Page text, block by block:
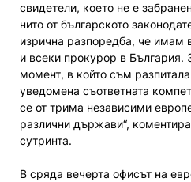
свидетели, което не е
нито от българското
изрична разпоредба, че имам
и всеки прокурор в България.
момент, в който съм
уведомена съответната
се от трима независими
различни държави“,
сутринта.
В сряда вечерта офисът на